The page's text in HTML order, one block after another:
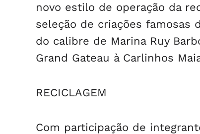
novo estilo de operação da
seleção de criações famosas
do calibre de Marina Ruy
Grand Gateau à Carlinhos
RECICLAGEM
Com participação de